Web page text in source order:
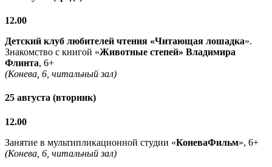
12.00
Детский клуб любителей чтения «Читающая лошадка».
Знакомство с книгой «Животные степей» Владимира
Флинта, 6+
(Конева, 6, читальный зал)
25 августа (вторник)
12.00
Занятие в мультипликационной студии «КоневаФильм», 6+
(Конева, 6, читальный зал)